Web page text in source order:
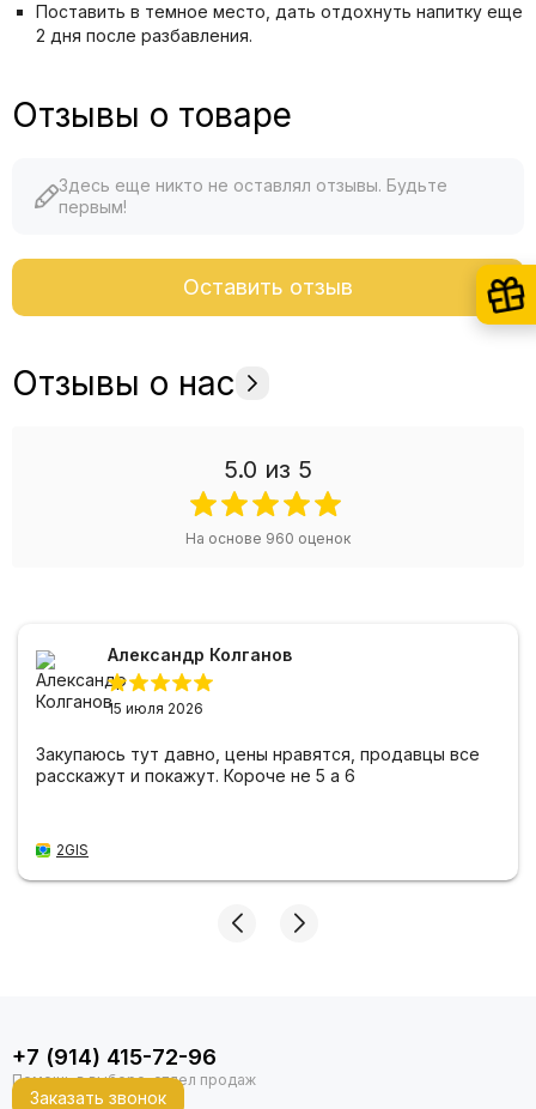
Поставить в темное место, дать отдохнуть напитку еще
2 дня после разбавления.
Отзывы о товаре
Здесь еще никто не оставлял отзывы. Будьте
первым!
Оставить отзыв
Отзывы о нас
5.0 из 5
На основе 960 оценок
Александр Колганов
15 июля 2026
Закупаюсь тут давно, цены нравятся, продавцы все
расскажут и покажут. Короче не 5 а 6
2GIS
+7 (914) 415-72-96
Заказать звонок